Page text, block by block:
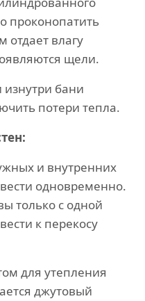
проконопатить
влагу
щели.
бани
потери тепла.
и внутренних
одновременно.
только с одной
к перекосу
для утепления
джутовый